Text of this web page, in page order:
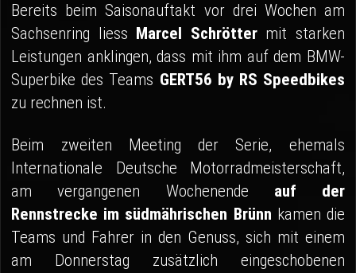
Bereits beim Saisonauftakt vor drei Wochen am
Sachsenring liess Marcel Schröttermit starken
Leistungen anklingen, dass mit ihm auf dem BMW-
Superbike des Teams GERT56 by RS Speedbikes
zu rechnen ist.
Beim zweiten Meeting der Serie, ehemals
Internationale Deutsche Motorradmeisterschaft,
am vergangenen Wochenende auf der
Rennstrecke im südmährischen Brünn kamen die
Teams und Fahrer in den Genuss, sich mit einem
am Donnerstag zusätzlich eingeschobenen